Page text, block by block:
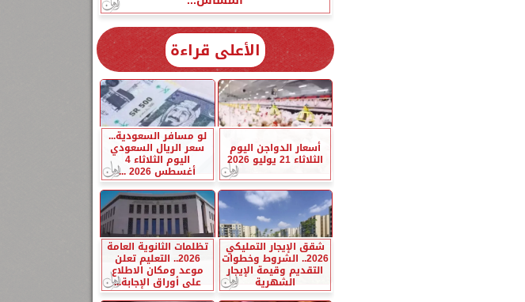
الأعلى قراءة
أسعار الدواجن اليوم
الثلاثاء 21 يوليو 2026
لو مسافر السعودية...
سعر الريال السعودي
اليوم الثلاثاء 4
أغسطس 2026 ...
شقق الإيجار التمليكي
2026.. الشروط وخطوات
التقديم وقيمة الإيجار
الشهرية
تظلمات الثانوية العامة
2026.. التعليم تعلن
موعد ومكان الاطلاع
على أوراق الإجابة...